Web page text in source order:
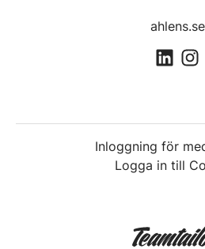
ahlens.se
Inloggning för
Logga in till